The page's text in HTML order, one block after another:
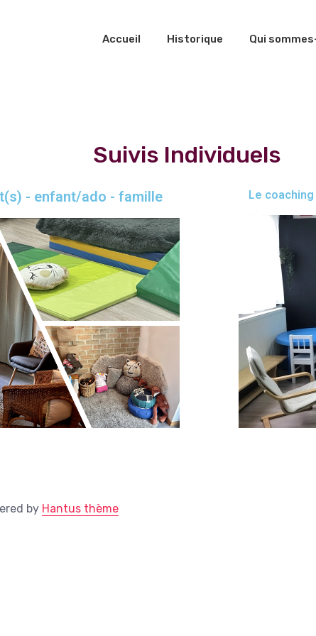
Accueil Historique Qui
Suivis Individuels
- enfant/ado - famille Le
by Hantus thème